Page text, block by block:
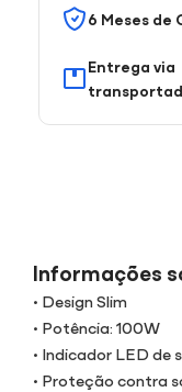
6 Meses de
Entrega via
Informações
• Design Slim
• Potência: 100W
• Indicador LED de
• Proteção contra